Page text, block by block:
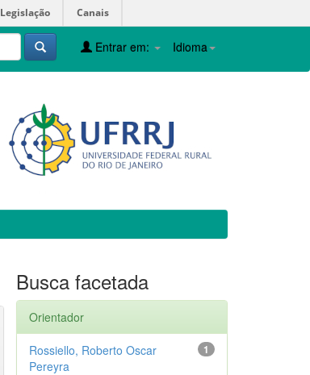
Legislação Canais
Idioma
Entrar em:
Busca facetada
Orientador
1
Rossiello, Roberto Oscar
Pereyra